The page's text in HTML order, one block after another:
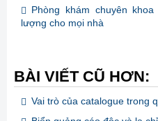
Phòng khám chuyên
lượng cho mọi nhà
BÀI VIẾT CŨ HƠN:
Vai trò của catalogue trong